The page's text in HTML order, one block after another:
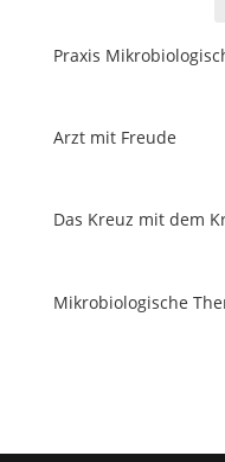
Praxis
Arzt mit Freude
Das Kreuz mit dem
Mikrobiologische